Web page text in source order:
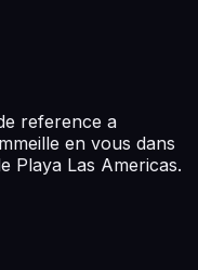
reference a
en vous dans
Playa Las Americas.